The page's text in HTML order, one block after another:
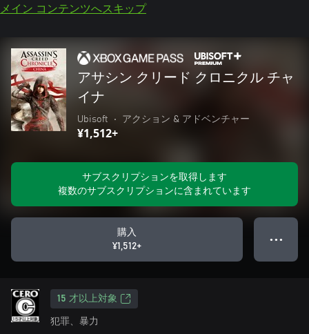
メイン コンテンツへスキップ
アサシン クリード クロニクル チャ
イナ
Ubisoft • アクション & アドベンチャー
¥1,512+
サブスクリプションを取得します
複数のサブスクリプションに含まれています
購入
¥1,512+
● ● ●
15 才以上対象
犯罪、暴力